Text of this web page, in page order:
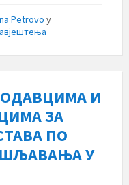
Petrovo у
И
ЗА
ПО
У